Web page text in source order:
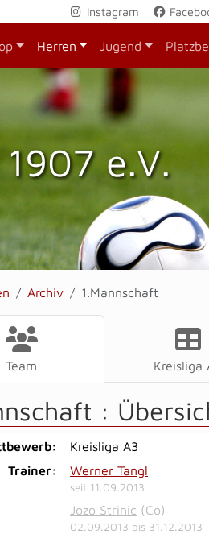
Instagram
Herren Jugend
e.V.
Archiv 1.Mannschaft
Team Kreisliga
:
Kreisliga A3
Trainer:
Werner Tangl
seit 11.09.2013
Jozo Strinic (Co)
02.09.2013 bis 31.12.2013